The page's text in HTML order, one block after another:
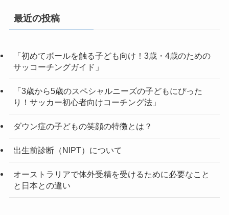
最近の投稿
「初めてボールを触る子ども向け！3歳・4歳のための
サッコーチングガイド」
「3歳から5歳のスペシャルニーズの子どもにぴった
り！サッカー初心者向けコーチング法」
ダウン症の子どもの笑顔の特徴とは？
出生前診断（NIPT）について
オーストラリアで体外受精を受けるために必要なこと
と日本との違い